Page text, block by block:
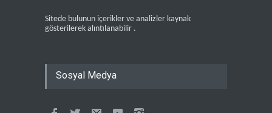
Sitede bulunun içerikler ve analizler kaynak
gösterilerek alıntılanabilir .
Sosyal Medya